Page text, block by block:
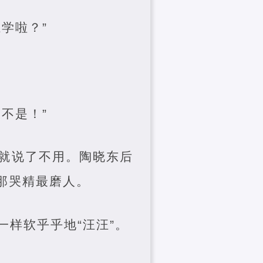
啦？”
是！”
说了不用。陶晓东后
精最磨人。
软乎乎地“汪汪”。